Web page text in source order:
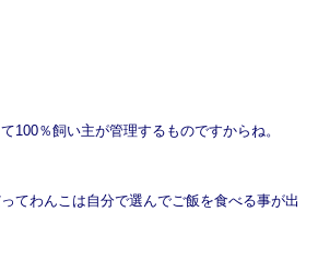
100％飼い主が管理するものですからね。
てわんこは自分で選んでご飯を食べる事が出